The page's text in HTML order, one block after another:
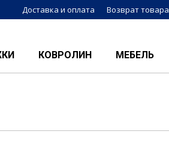
Доставка и оплата Возврат товара
КОВРОЛИН МЕБЕЛЬ